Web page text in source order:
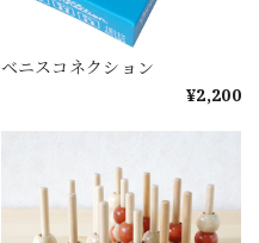
ベニスコネクション
¥2,200